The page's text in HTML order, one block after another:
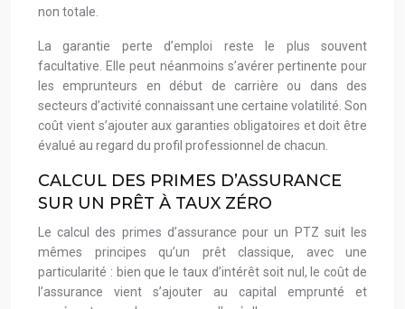
non totale.
La garantie perte d’emploi reste le plus souvent
facultative. Elle peut néanmoins s’avérer pertinente pour
les emprunteurs en début de carrière ou dans des
secteurs d’activité connaissant une certaine volatilité. Son
coût vient s’ajouter aux garanties obligatoires et doit être
évalué au regard du profil professionnel de chacun.
CALCUL DES PRIMES D’ASSURANCE
SUR UN PRÊT À TAUX ZÉRO
Le calcul des primes d’assurance pour un PTZ suit les
mêmes principes qu’un prêt classique, avec une
particularité : bien que le taux d’intérêt soit nul, le coût de
l’assurance vient s’ajouter au capital emprunté et